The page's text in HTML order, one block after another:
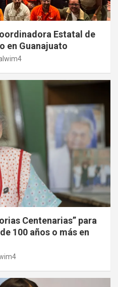
Estatal de
en Guanajuato
Centenarias” para
100 años o más en